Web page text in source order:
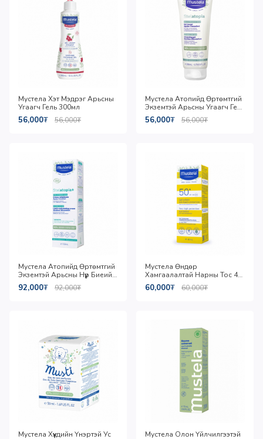
Мустела Хэт Мэдрэг Арьсны
Угаагч Гель 300мл
56,000₮ 56,000₮
Мустела Атопийд Өртөмтгий
Экземтэй Арьсны Угаагч Гель
200мл
56,000₮ 56,000₮
Мустела Атопийд Өртөмтгий
Экземтэй Арьсны Нүүр Биеийн
Тос 150мл
92,000₮ 92,000₮
Мустела Өндөр
Хамгаалалтай Нарны Тос 40
мл
60,000₮ 60,000₮
Мустела Хүүхдийн Үнэртэй Ус
Мустела Олон Үйлчилгээтэй